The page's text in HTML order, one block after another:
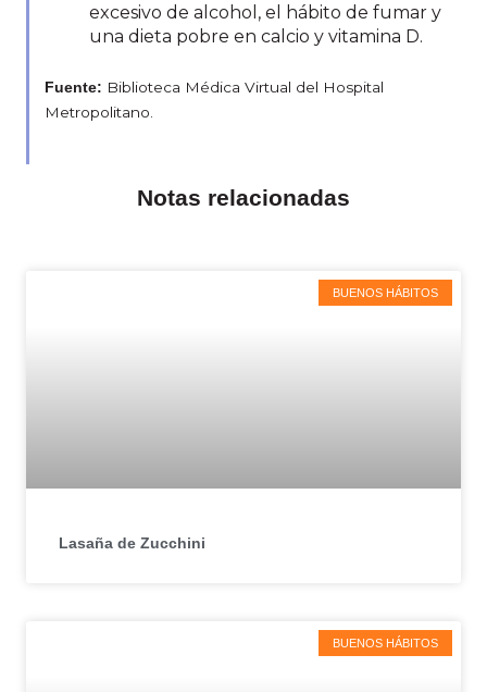
excesivo de alcohol, e l hábito de fumar y
una dieta pobre en calcio y vitamina D.
Fuente: Biblioteca Médica Virtual del Hospital
Metropolitano.
Notas relacionadas
BUENOS HÁBITOS
Lasaña de Zucchini
BUENOS HÁBITOS